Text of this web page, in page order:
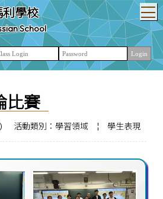
學校
School
比賽
活動類別：學習領域 ¦ 學生表現